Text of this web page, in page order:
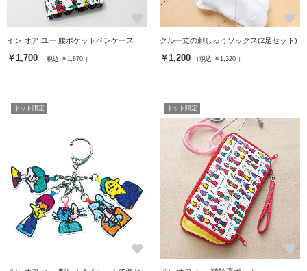
イン オア ユー 腰ポケットペンケース
￥1,700 （税込 ￥1,870 ）
favorite
クルー丈の刺しゅうソックス(2足セット)
￥1,200 （税込 ￥1,320 ）
ネット限定
favorite
ネット限定
favorite